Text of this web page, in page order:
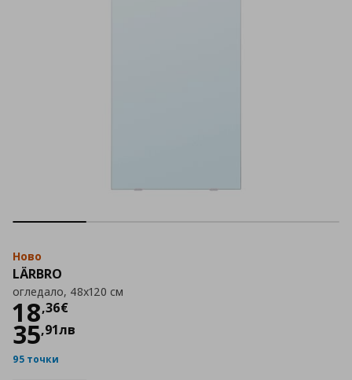
Ново
LÄRBRO
огледало, 48x120 см
18,36€
Цена
35,91лв
95 точки